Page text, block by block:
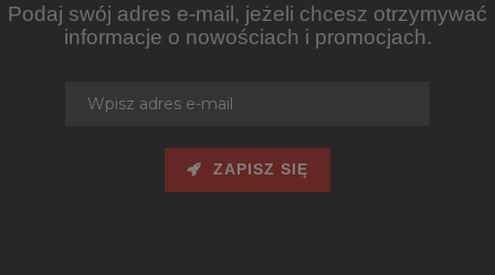
Podaj swój adres e-mail, jeżeli chcesz otrzymywać
informacje o nowościach i promocjach.
ZAPISZ SIĘ